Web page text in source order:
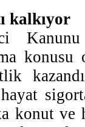
kalkıyor
konut ve